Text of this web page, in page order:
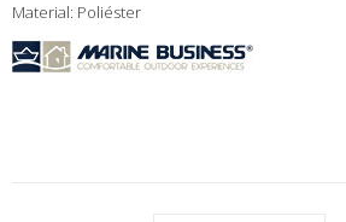
Material: Poliéster